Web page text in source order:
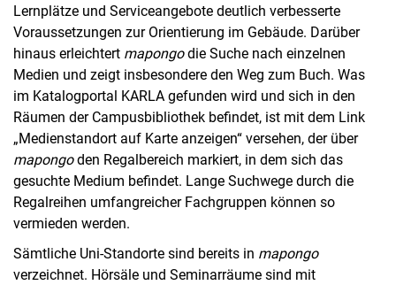
Lernplätze und Serviceangebote deutlich verbesserte
Voraussetzungen zur Orientierung im Gebäude. Darüber
hinaus erleichtert mapongodie Suche nach einzelnen
Medien und zeigt insbesondere den Weg zum Buch. Was
im Katalogportal KARLA gefunden wird und sich in den
Räumen der Campusbibliothek befindet, ist mit dem Link
„Medienstandort auf Karte anzeigen“ versehen, der über
mapongoden Regalbereich markiert, in dem sich das
gesuchte Medium befindet. Lange Suchwege durch die
Regalreihen umfangreicher Fachgruppen können so
vermieden werden.
Sämtliche Uni-Standorte sind bereits in mapongo
verzeichnet. Hörsäle und Seminarräume sind mit